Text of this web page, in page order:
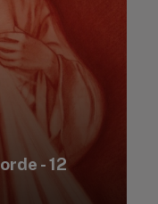
- 12